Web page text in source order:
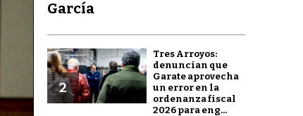
García
2
Tres Arroyos:
denuncian que
Garate aprovecha
un error en la
ordenanza fiscal
2026 para eng...